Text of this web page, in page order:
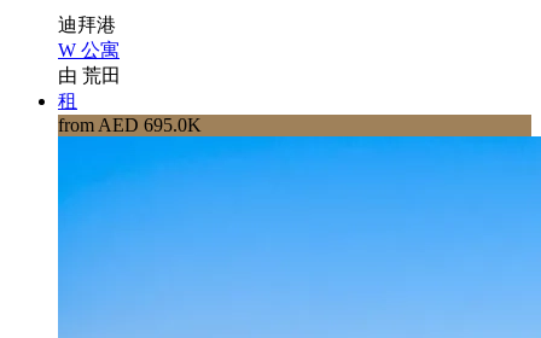
迪拜港
W 公寓
由 荒田
租
from AED 695.0K